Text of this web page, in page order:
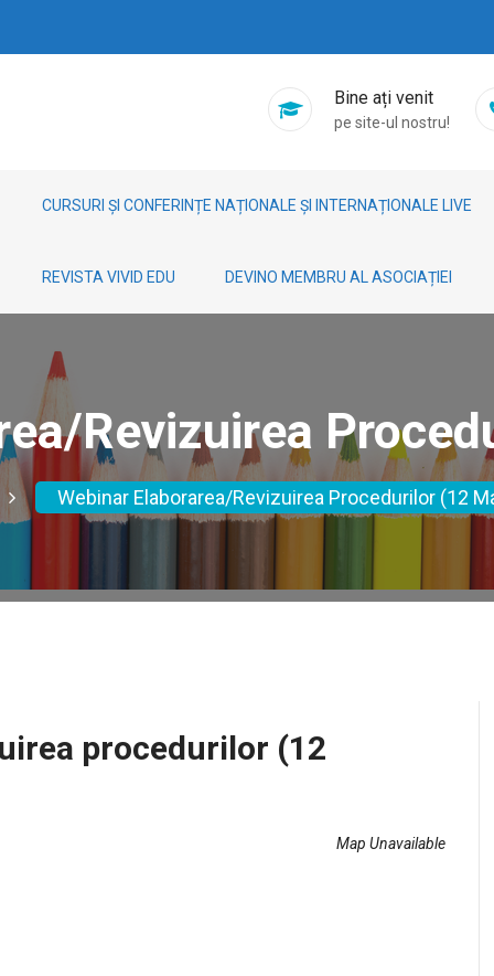
Bine ați venit
pe site-ul nostru!
CURSURI ȘI CONFERINȚE NAȚIONALE ȘI INTERNAȚIONALE LIVE
REVISTA VIVID EDU DEVINO MEMBRU AL ASOCIAȚIEI
revizuirea
Webinar Elaborarea/revizuirea Procedurilor (12
procedurilor (12
Map Unavailable